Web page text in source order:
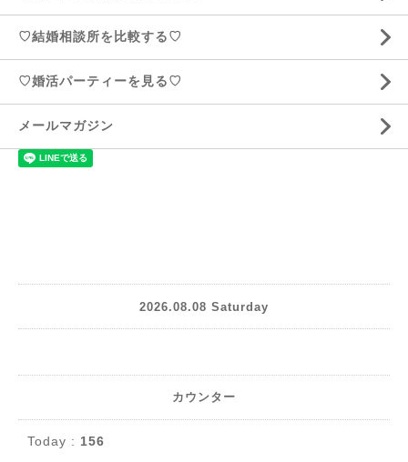
♡結婚相談所を比較する♡
♡婚活パーティーを見る♡
メールマガジン
2026.08.08 Saturday
カウンター
Today : 156